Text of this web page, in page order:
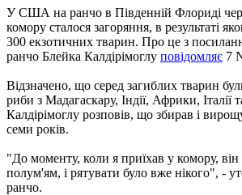
У США на ранчо в Південній Флориді
комору сталося загоряння, в результаті
300 екзотичних тварин. Про це з
ранчо Блейка Калдірімоглу повідомляє 7
Відзначено, що серед загиблих тварин
риби з Мадагаскару, Індії, Африки, Італії
Калдірімоглу розповів, що збирав і
семи років.
"До моменту, коли я приїхав у комору,
полум'ям, і рятувати було вже нікого", -
ранчо.